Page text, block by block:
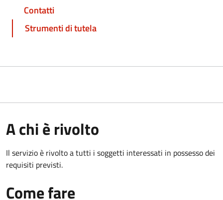
Contatti
Strumenti di tutela
A chi è rivolto
Il servizio è rivolto a tutti i soggetti interessati in possesso dei
requisiti previsti.
Come fare